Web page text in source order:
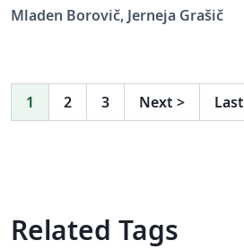
Mladen Borovič, Jerneja Grašič
1 2 3 Next > Last
Related Tags